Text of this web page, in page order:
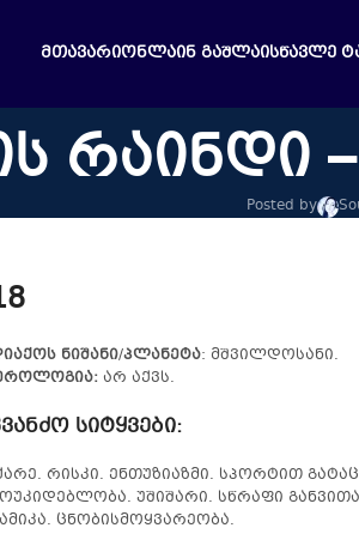
ᲛᲗᲐᲕᲐᲠᲘᲝᲜᲚᲐᲘᲜ ᲒᲐᲨᲚᲐᲘᲡᲬᲐᲕᲚᲔ
რაინდი
Posted by
ნიშანი/პლანეტა: მშვილდოსანი.
არ აქვს.
სიტყვები:
რისკი. ენთუზიაზმი. სპორტით
უშიშარი. სწრაფი
ცნობისმოყვარეობა.